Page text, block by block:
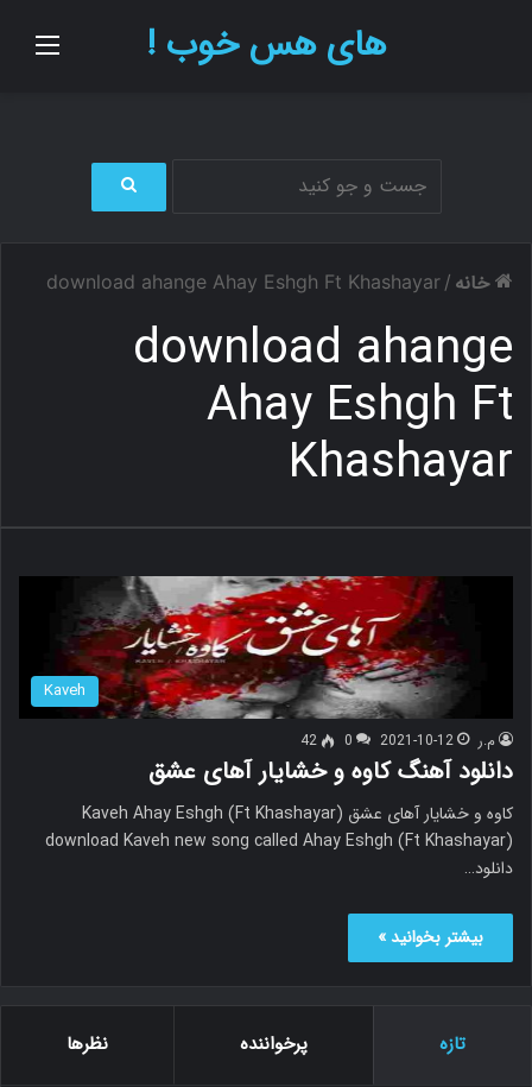
های هس خوب !
ج
ج
خانه /
download ahange Ahay Eshgh Ft Khashayar
download ahange
Ahay Eshgh Ft
Khashayar
Kaveh
م.ر 2021-10-12
0
42
دانلود آهنگ کاوه و خشایار آهای عشق
کاوه و خشایار آهای عشق Kaveh Ahay Eshgh (Ft Khashayar)
download Kaveh new song called Ahay Eshgh (Ft Khashayar)
دانلود…
بیشتر بخوانید »
تازه پرخواننده نظرها